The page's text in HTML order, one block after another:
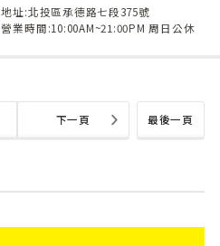
地址:北投區承德路七段375號
營業時間:10:00AM~21:00PM 周日公休
最後一頁
下一頁